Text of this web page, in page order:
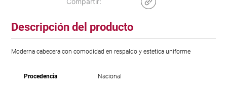
Descripción del producto
Moderna cabecera con comodidad en respaldo y estetica uniforme
Procedencia Nacional